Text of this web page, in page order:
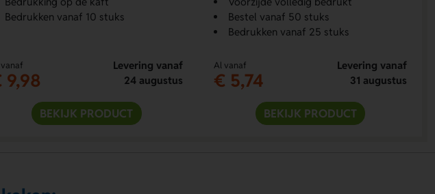
Bedrukken vanaf 10 stuks
9,98
Levering vanaf
24 augustus
BEKIJK PRODUCT
Bestel vanaf 50 stuks
Bedrukken vanaf 25 stuks
Al vanaf
€ 5,74
Levering vanaf
31 augustus
BEKIJK PRODUCT